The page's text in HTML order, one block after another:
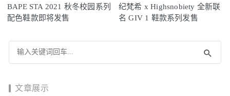
BAPE STA 2021 秋冬校园系列
配色鞋款即将发售
纪梵希 x Highsnobiety 全新联
名 GIV 1 鞋款系列发售
文章展示